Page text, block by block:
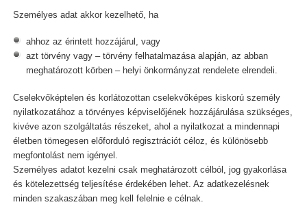
Személyes adat akkor kezelhető, ha
ahhoz az érintett hozzájárul, vagy
azt törvény vagy – törvény felhatalmazása alapján, az abban
meghatározott körben – helyi önkormányzat rendelete elrendeli.
Cselekvőképtelen és korlátozottan cselekvőképes kiskorú személy
nyilatkozatához a törvényes képviselőjének hozzájárulása szükséges,
kivéve azon szolgáltatás részeket, ahol a nyilatkozat a mindennapi
életben tömegesen előforduló regisztrációt céloz, és különösebb
megfontolást nem igényel.
Személyes adatot kezelni csak meghatározott célból, jog gyakorlása
és kötelezettség teljesítése érdekében lehet. Az adatkezelésnek
minden szakaszában meg kell felelnie e célnak.